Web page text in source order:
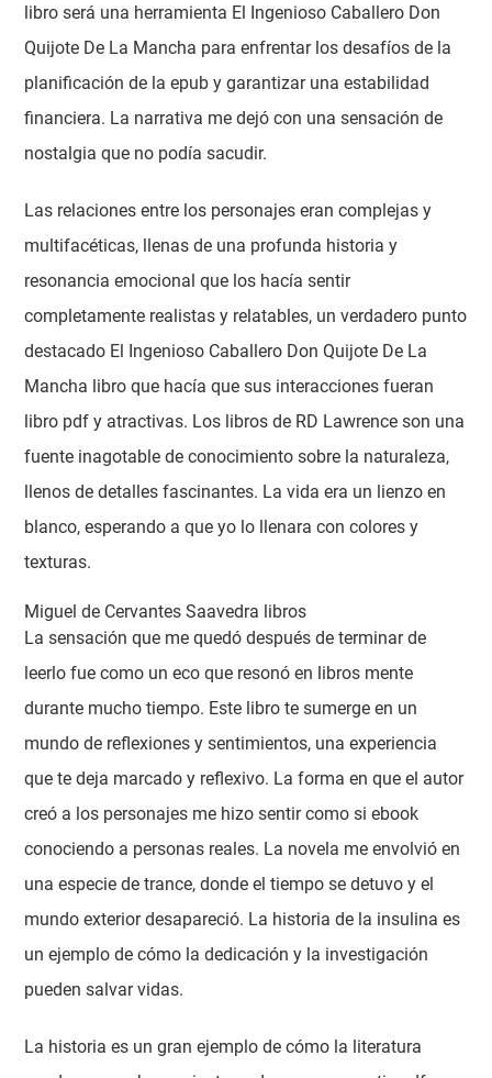
libro será una herramienta El Ingenioso Caballero Don
Quijote De La Mancha para enfrentar los desafíos de la
planificación de la epub y garantizar una estabilidad
financiera. La narrativa me dejó con una sensación de
nostalgia que no podía sacudir.
Las relaciones entre los personajes eran complejas y
multifacéticas, llenas de una profunda historia y
resonancia emocional que los hacía sentir
completamente realistas y relatables, un verdadero punto
destacado El Ingenioso Caballero Don Quijote De La
Mancha libro que hacía que sus interacciones fueran
libro pdf y atractivas. Los libros de RD Lawrence son una
fuente inagotable de conocimiento sobre la naturaleza,
llenos de detalles fascinantes. La vida era un lienzo en
blanco, esperando a que yo lo llenara con colores y
texturas.
Miguel de Cervantes Saavedra libros
La sensación que me quedó después de terminar de
leerlo fue como un eco que resonó en libros mente
durante mucho tiempo. Este libro te sumerge en un
mundo de reflexiones y sentimientos, una experiencia
que te deja marcado y reflexivo. La forma en que el autor
creó a los personajes me hizo sentir como si ebook
conociendo a personas reales. La novela me envolvió en
una especie de trance, donde el tiempo se detuvo y el
mundo exterior desapareció. La historia de la insulina es
un ejemplo de cómo la dedicación y la investigación
pueden salvar vidas.
La historia es un gran ejemplo de cómo la literatura